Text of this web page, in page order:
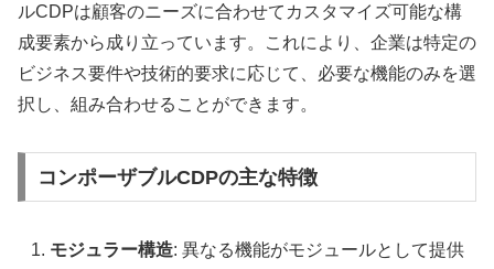
ルCDPは顧客のニーズに合わせてカスタマイズ可能な構
成要素から成り立っています。これにより、企業は特定の
ビジネス要件や技術的要求に応じて、必要な機能のみを選
択し、組み合わせることができます。
コンポーザブルCDPの主な特徴
モジュラー構造: 異なる機能がモジュールとして提供